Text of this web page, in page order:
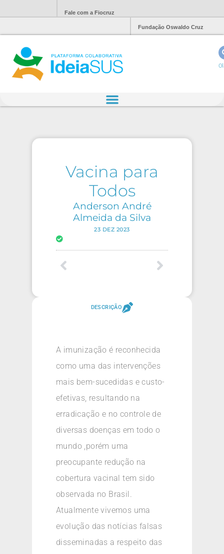
Fale com a Fiocruz
Fundação Oswaldo Cruz
Vacina para
Todos
Anderson André
Almeida da Silva
23 DEZ 2023
DESCRIÇÃO
A imunização é reconhecida
como uma das intervenções
mais bem-sucedidas e custo-
efetivas, resultando na
erradicação e no controle de
diversas doenças em todo o
mundo ,porém uma
preocupante redução na
cobertura vacinal tem sido
observada no Brasil.
Atualmente vivemos uma
evolução das notícias falsas
disseminadas a respeito das